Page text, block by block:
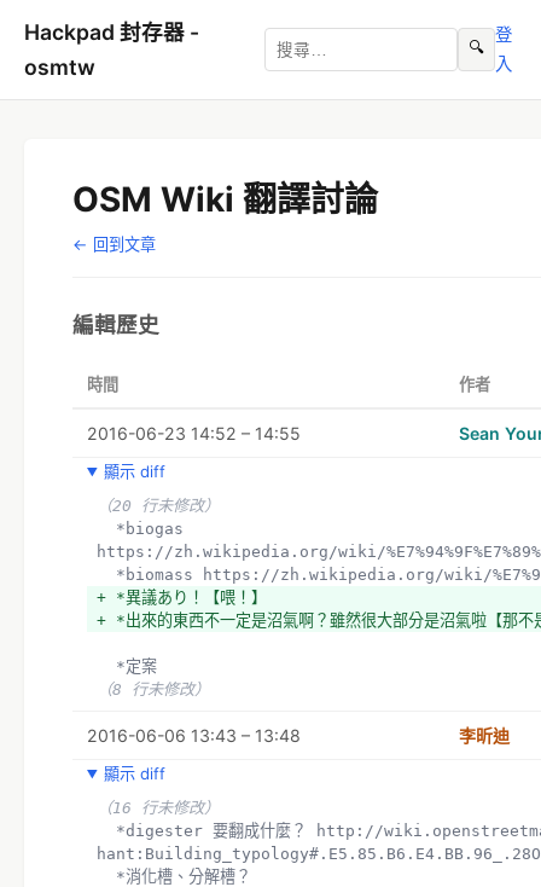
Hackpad 封存器 -
osmtw
🔍
登
入
OSM Wiki 翻譯討論
← 回到文章
編輯歷史
時間 作者
2016-06-23 14:52 – 14:55 Sean
顯示 diff
（20 行未修改）
https://zh.wikipedia.org/wiki/
*biomass https://zh.wikipedia.org/wiki/
+ *異議あり！【喂！】
+ *出來的東西不一定是沼氣啊？雖然很大部分是沼氣啦【那不
  *定案
（8 行未修改）
2016-06-06 13:43 – 13:48 李昕迪
顯示 diff
（16 行未修改）
  *消化槽、分解槽？